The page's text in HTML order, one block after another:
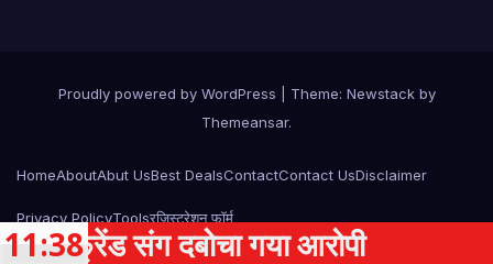
Proudly powered by WordPress Theme: Newstackby
Themeansar.
HomeAboutAbut UsBest DealsContactContact UsDisclaimer
Privacy PolicyToolsरजिस्ट्रेशन फॉर्म
संग दबोचा गया आरोपी
11:38